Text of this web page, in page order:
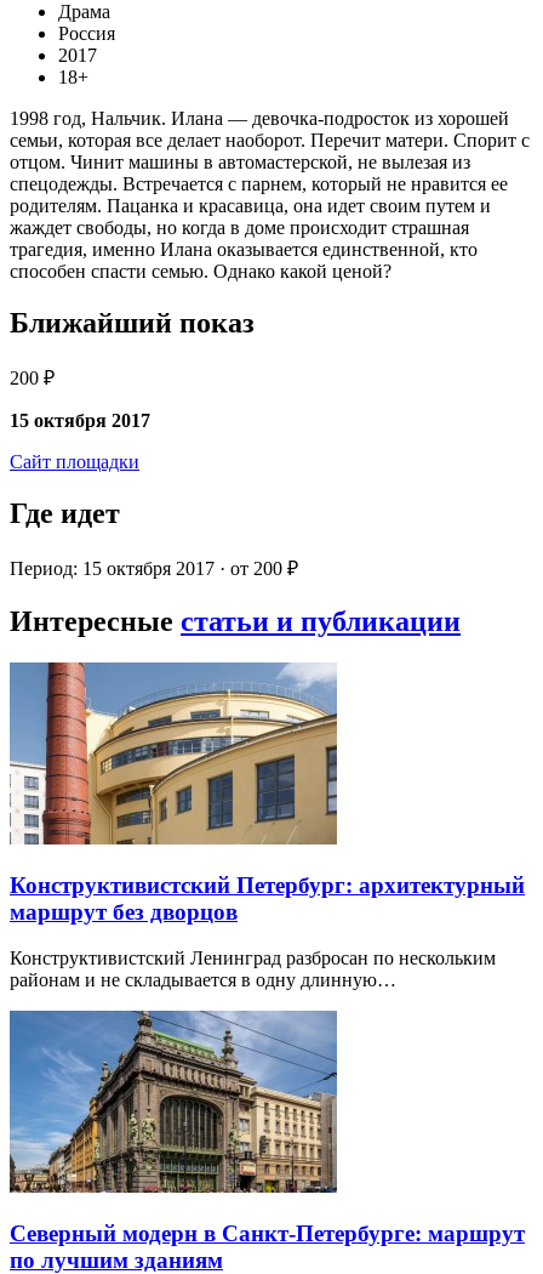
Драма
Россия
2017
18+
1998 год, Нальчик. Илана — девочка-подросток из хорошей
семьи, которая все делает наоборот. Перечит матери. Спорит с
отцом. Чинит машины в автомастерской, не вылезая из
спецодежды. Встречается с парнем, который не нравится ее
родителям. Пацанка и красавица, она идет своим путем и
жаждет свободы, но когда в доме происходит страшная
трагедия, именно Илана оказывается единственной, кто
способен спасти семью. Однако какой ценой?
Ближайший показ
200 ₽
15 октября 2017
Сайт площадки
Где идет
Период: 15 октября 2017 · от 200 ₽
Интересные статьи и публикации
Конструктивистский Петербург: архитектурный
маршрут без дворцов
Конструктивистский Ленинград разбросан по нескольким
районам и не складывается в одну длинную…
Северный модерн в Санкт-Петербурге: маршрут
по лучшим зданиям